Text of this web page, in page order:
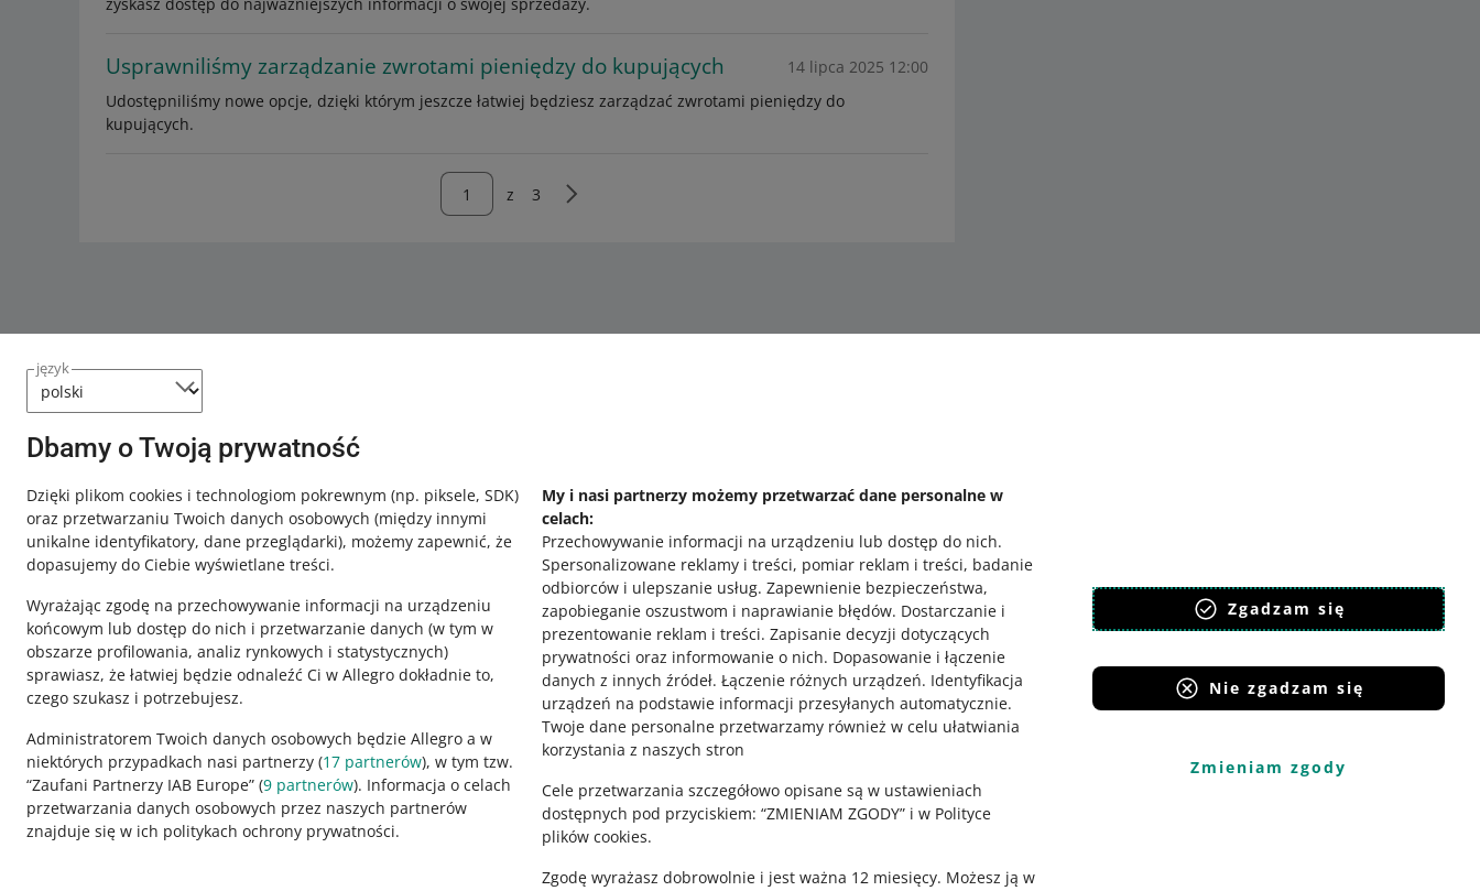
język
Dbamy o Twoją prywatność
Dzięki plikom cookies i technologiom pokrewnym (np. piksele, SDK)
oraz przetwarzaniu Twoich danych osobowych (między innymi
unikalne identyfikatory, dane przeglądarki), możemy zapewnić, że
dopasujemy do Ciebie wyświetlane treści.
Wyrażając zgodę na przechowywanie informacji na urządzeniu
końcowym lub dostęp do nich i przetwarzanie danych (w tym w
obszarze profilowania, analiz rynkowych i statystycznych)
sprawiasz, że łatwiej będzie odnaleźć Ci w Allegro dokładnie to,
czego szukasz i potrzebujesz.
Administratorem Twoich danych osobowych będzie Allegro a w
niektórych przypadkach nasi partnerzy (17 partnerów), w tym tzw.
“Zaufani Partnerzy IAB Europe” (9 partnerów). Informacja o celach
przetwarzania danych osobowych przez naszych partnerów
znajduje się w ich politykach ochrony prywatności.
My i nasi partnerzy możemy przetwarzać dane personalne w
celach:
Przechowywanie informacji na urządzeniu lub dostęp do nich.
Spersonalizowane reklamy i treści, pomiar reklam i treści, badanie
odbiorców i ulepszanie usług. Zapewnienie bezpieczeństwa,
zapobieganie oszustwom i naprawianie błędów. Dostarczanie i
prezentowanie reklam i treści. Zapisanie decyzji dotyczących
prywatności oraz informowanie o nich. Dopasowanie i łączenie
danych z innych źródeł. Łączenie różnych urządzeń. Identyfikacja
urządzeń na podstawie informacji przesyłanych automatycznie.
Twoje dane personalne przetwarzamy również w celu ułatwiania
korzystania z naszych stron
Cele przetwarzania szczegółowo opisane są w ustawieniach
dostępnych pod przyciskiem: “ZMIENIAM ZGODY” i w Polityce
plików cookies.
Zgodę wyrażasz dobrowolnie i jest ważna 12 miesięcy. Możesz ją w
Zgadzam się
Nie zgadzam się
Zmieniam zgody
Usprawniliśmy zarządzanie zwrotami pieniędzy do kupujących
14 lipca 2025 12:00
Udostępniliśmy nowe opcje, dzięki którym jeszcze łatwiej będziesz zarządzać zwrotami pieniędzy do
kupujących.
z 3
o allegro.pl
polski
čeština
English
slovenčina
o allegro.cz
polski
čeština
English
slovenčina
o allegro.sk
polski
čeština
English
slovenčina
motyw jasny